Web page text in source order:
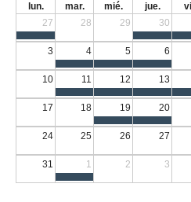
lun. mar. mié. jue.
27
28 29 30
3 4 5 6
10 11 12 13
17 18 19 20
24 25 26 27
31 1 2 3